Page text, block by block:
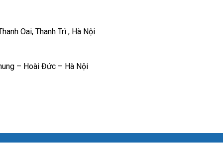
Oai, Thanh Trì , Hà Nội
– Hoài Đức – Hà Nội